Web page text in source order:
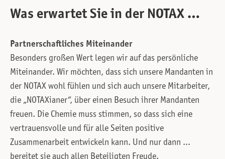
Was erwartet Sie in der NOTAX …
Partnerschaftliches Miteinander
Besonders großen Wert legen wir auf das persönliche
Miteinander. Wir möchten, dass sich unsere Mandanten in
der NOTAX wohl fühlen und sich auch unsere Mitarbeiter,
die „NOTAXianer“, über einen Besuch ihrer Mandanten
freuen. Die Chemie muss stimmen, so dass sich eine
vertrauensvolle und für alle Seiten positive
Zusammenarbeit entwickeln kann. Und nur dann ...
bereitet sie auch allen Beteiligten Freude.